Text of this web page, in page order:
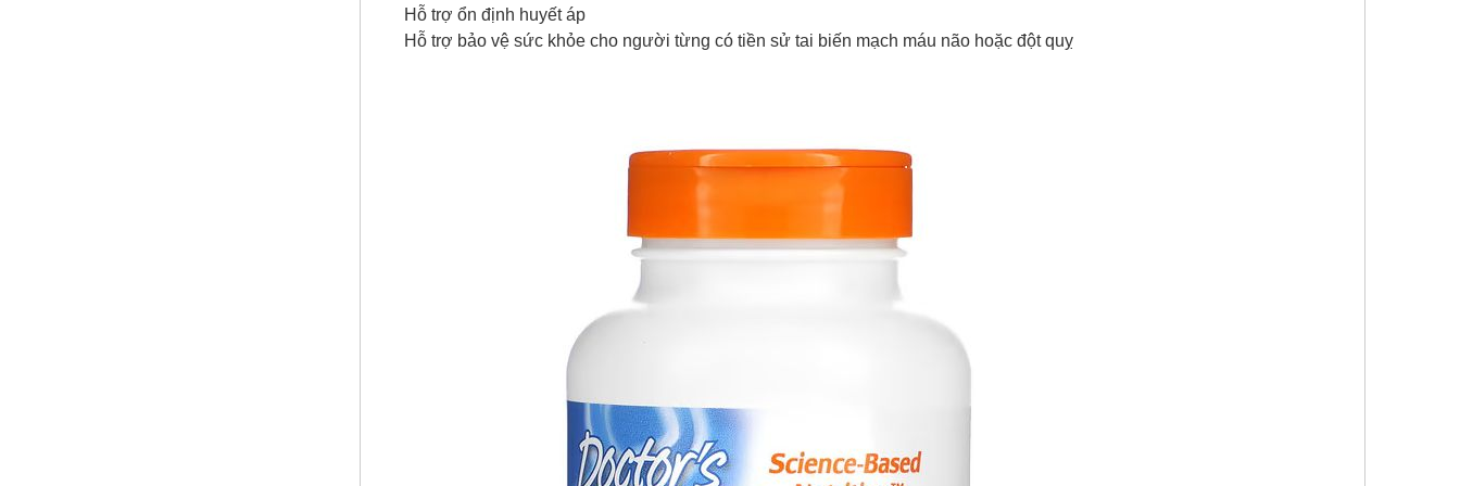
Hỗ trợ ổn định huyết áp
Hỗ trợ bảo vệ sức khỏe cho người từng có tiền sử tai biến mạch máu não hoặc đột quỵ